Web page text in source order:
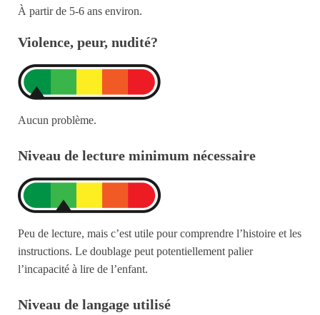
À partir de 5-6 ans environ.
Violence, peur, nudité?
Aucun problème.
Niveau de lecture minimum nécessaire
Peu de lecture, mais c’est utile pour comprendre l’histoire et les
instructions. Le doublage peut potentiellement palier
l’incapacité à lire de l’enfant.
Niveau de langage utilisé